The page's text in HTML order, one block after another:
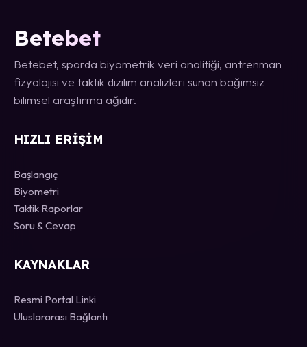
Betebet
Betebet, sporda biyometrik veri analitiği, antrenman
fizyolojisi ve taktik dizilim analizleri sunan bağımsız
bilimsel araştırma ağıdır.
HIZLI ERIŞIM
Başlangıç
Biyometri
Taktik Raporlar
Soru & Cevap
KAYNAKLAR
Resmi Portal Linki
Uluslararası Bağlantı